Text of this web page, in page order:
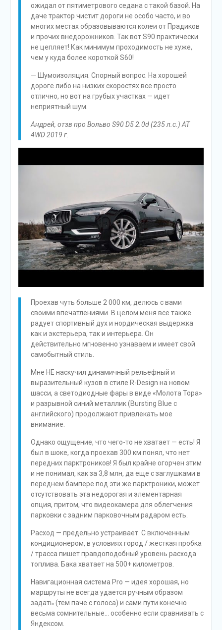
ожидал от пятиметрового седана с такой базой. На
даче трактор чистит дороги не особо часто, и во
многих местах образовываются колеи от Прадиков
и прочих внедорожников. Так вот S90 практически
не цепляет! Как минимум проходимость не хуже,
чем у куда более короткой S60!
— Шумоизоляция. Спорный вопрос. На хорошей
дороге либо на низких скоростях все просто
отлично, но вот на грубых участках — идет
неприятный шум.
Андрей, отзв про Вольво S90 D5 2.0d (235 л.с.) AT
4WD 2019 г.
Проехав чуть больше 2 000 км, делюсь с вами
своими впечатлениями. В целом меня все также
радует спортивный дух и нордическая выдержка
как и экстерьера, так и интерьера. Он
действительно мгновенно узнаваем и имеет свой
самобытный стиль.
Мне НЕ наскучил динамичный рельефный и
выразительный кузов в стиле R-Design на новом
шасси, а светодиодные фары в виде «Молота Тора»
и разрывной синий металлик (Bursting Blue с
английского) продолжают привлекать мое
внимание.
Однако ощущение, что чего-то не хватает — есть! Я
был в шоке, когда проехав 300 км понял, что нет
передних парктроников! Я был крайне огорчен этим
и не понимал, как за 3,8 млн, да еще с заглушками в
переднем бампере под эти же парктроники, может
отсутствовать эта недорогая и элементарная
опция, притом, что видеокамера для облегчения
парковки с задним парковочным радаром есть.
Расход — предельно устраивает. С включенным
кондиционером, в условиях город / жесткая пробка
/ трасса пишет правдоподобный уровень расхода
топлива. Бака хватает на 500+ километров.
Навигационная система Pro — идея хорошая, но
маршруты не всегда удается ручным образом
задать (тем паче с голоса) и сами пути конечно
весьма сомнительные… особенно если сравнивать с
Яндексом.